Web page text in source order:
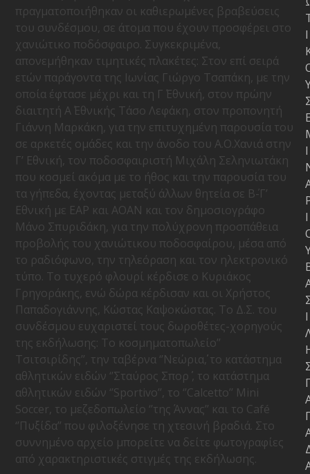
πραγματοποιήθηκαν οι καθιερωμένες βραβεύσεις
του συνδέσμου, σε άτομα που έχουν προσφέρει στο
χανιώτικο ποδόσφαιρο. Συγκεκριμένα,
απονεμήθηκαν τιμητικές πλακέτες: Στον επί σειρά
ετών παράγοντα της Ιωνίας Γιώργο Τσαπάκη, με την
οποία έφτασε μέχρι και τη Γ΄ Εθνική, στον πρώην
διαιτητή Α΄ Εθνικής Τάσο Λεφάκη, στον προπονητή
Γιάννη Μαρκάκη, για την επιτυχημένη παρουσία του
σε αρκετές ομάδες και την άνοδο του Α.Ο.Χανιά στην
Γ’ Εθνική, τον ποδοσφαιριστή Μιχάλη Σεληνιωτάκη
που κοσμεί ακόμα με το ήθος και την παρουσία του
τα γήπεδα, έχοντας μεταξύ άλλων θητεία σε Β΄-Γ’
Εθνική με ΕΑΡ και ΑΟΑΝ και τον δημοσιογράφο
Μάνο Σπυριδάκη, για την πολύχρονη προσπάθεια
προβολής του χανιώτικου ποδοσφαίρου, μέσα από
το ραδιόφωνο, την τηλεόραση και τον ηλεκτρονικό
τύπο. Το τυχερό φλουρί κέρδισε ο Κυριάκος
Γρηγοράκης, ενώ δώρα κέρδισαν και οι Χρήστος
Παπαδογιάννης, Κώστας Καψοκώστας. Το Δ.Σ. του
συνδέσμου ευχαριστεί τους δωροθέτες-χορηγούς
της εκδήλωσης: Το κοσμηματοπωλείο’’
Τσιτσιρίδης’’, την ταβέρνα ‘’Νεώρια΄΄, το κατάστημα
αθλητικών ειδών ‘’Σταύρος Σπορ΄΄ , το κατάστημα
αθλητικών ειδών ‘’Sportivo’’, το ‘’Calcetto’’ Mini
Soccer , το μεζεδοπωλείο ‘’της Άννας’’ και το Café
‘’Πυξίδα’’ που φιλοξένησε τη χτεσινή βραδιά. Στο
συννημένο αρχείο μπορείτε να δείτε φωτογραφίες
από χαρακτηριστικές στιγμές της εκδήλωσης.
Ι
Ι
Ι
Ι